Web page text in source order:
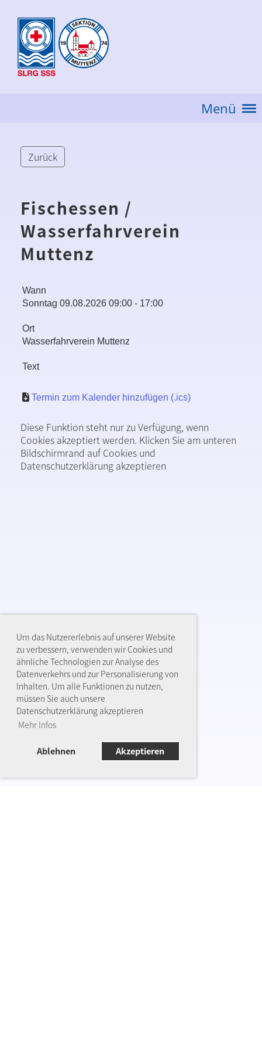
Um das Nutzererlebnis auf unserer Website
zu verbessern, verwenden wir Cookies und
ähnliche Technologien zur Analyse des
Datenverkehrs und zur Personalisierung von
Inhalten. Um alle Funktionen zu nutzen,
müssen Sie auch unsere
Datenschutzerklärung akzeptieren
Mehr Infos
Ablehnen Akzeptieren
Menü
Zurück
Fischessen /
Wasserfahrverein
Muttenz
Wann
Sonntag 09.08.2026 09:00 - 17:00
Ort
Wasserfahrverein Muttenz
Text
Termin zum Kalender hinzufügen (.ics)
Diese Funktion steht nur zu Verfügung, wenn
Cookies akzeptiert werden. Klicken Sie am unteren
Bildschirmrand auf Cookies und
Datenschutzerklärung akzeptieren